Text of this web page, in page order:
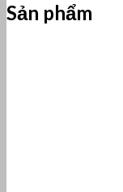
Sản phẩm